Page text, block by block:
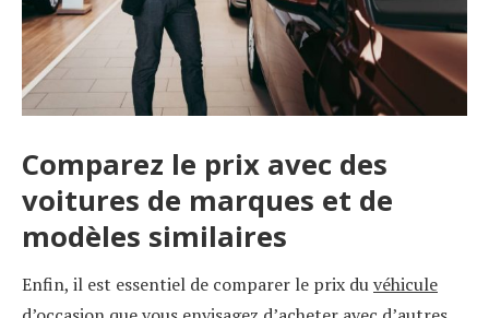
Comparez le prix avec des
voitures de marques et de
modèles similaires
Enfin, il est essentiel de comparer le prix duvéhicule